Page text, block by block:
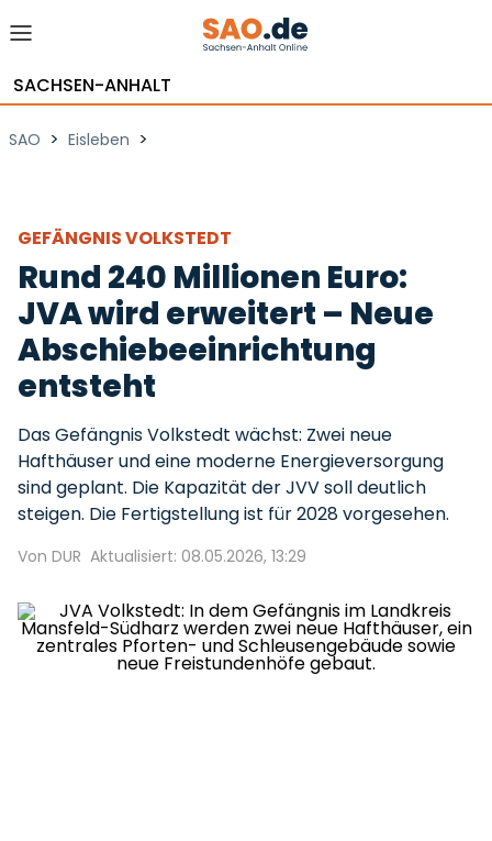
SACHSEN-ANHALT
SAO > Eisleben >
GEFÄNGNIS VOLKSTEDT
Rund 240 Millionen Euro:
JVA wird erweitert – Neue
Abschiebeeinrichtung
entsteht
Das Gefängnis Volkstedt wächst: Zwei neue
Hafthäuser und eine moderne Energieversorgung
sind geplant. Die Kapazität der JVV soll deutlich
steigen. Die Fertigstellung ist für 2028 vorgesehen.
Von DUR Aktualisiert: 08.05.2026, 13:29